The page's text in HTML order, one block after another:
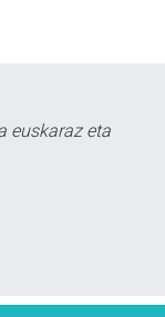
euskaraz eta